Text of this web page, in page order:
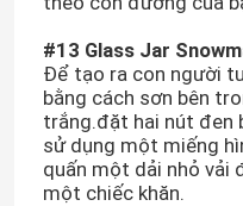
#13 Glass Jar
Để tạo ra con người
bằng cách sơn bên
trắng.đặt hai nút đen
sử dụng một miếng
quấn một dải nhỏ vải
một chiếc khăn.